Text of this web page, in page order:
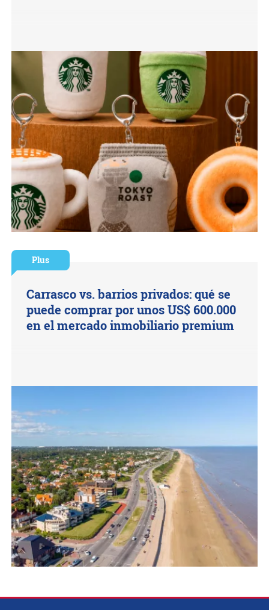
Plus
Carrasco vs. barrios privados: qué se
puede comprar por unos US$ 600.000
en el mercado inmobiliario premium